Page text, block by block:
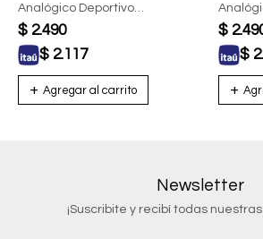
Analógico Deportivo
Hombre Negro Con Blanco
$ 2.490
$ 2.117
Hombre
$
$
Newsletter
¡Suscribite y recibí todas